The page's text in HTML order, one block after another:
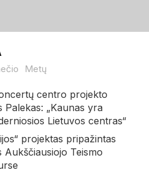
Metų
centro projekto
Palekas: „Kaunas yra
Lietuvos centras“
projektas pripažintas
Aukščiausiojo Teismo